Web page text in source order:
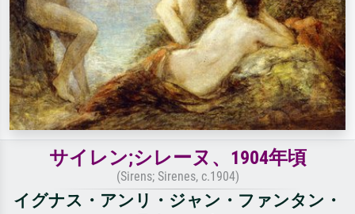
サイレン;シレーヌ、1904年頃
(Sirens; Sirenes, c.1904)
イグナス・アンリ・ジャン・ファンタン・